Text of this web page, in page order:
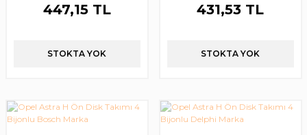
447,15 TL
STOKTA YOK
431,53 TL
STOKTA YOK